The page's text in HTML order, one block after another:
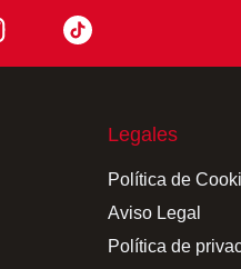
Legales
Política de
Aviso Legal
Política de